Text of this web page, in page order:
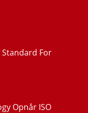
For
Opnår ISO